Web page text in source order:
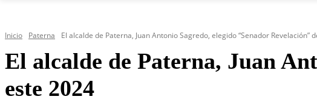
Inicio Paterna El alcalde de Paterna, Juan Antonio Sagredo, elegido “Senador Revelación”
El alcalde de Paterna, Juan
este 2024